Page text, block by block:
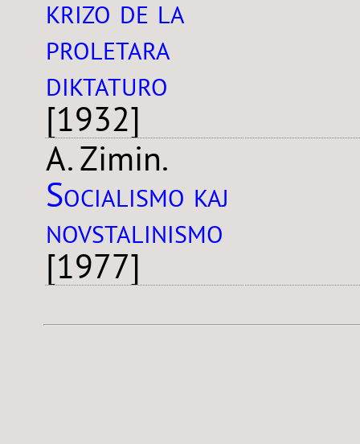
krizo de la
proletara
diktaturo
[1932]
A. Zimin.
Socialismo kaj
novstalinismo
[1977]